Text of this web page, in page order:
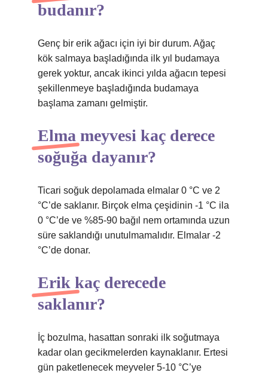
budanır?
Genç bir erik ağacı için iyi bir durum. Ağaç
kök salmaya başladığında ilk yıl budamaya
gerek yoktur, ancak ikinci yılda ağacın tepesi
şekillenmeye başladığında budamaya
başlama zamanı gelmiştir.
Elma meyvesi kaç derece
soğuğa dayanır?
Ticari soğuk depolamada elmalar 0 °C ve 2
°C’de saklanır. Birçok elma çeşidinin -1 °C ila
0 °C’de ve %85-90 bağıl nem ortamında uzun
süre saklandığı unutulmamalıdır. Elmalar -2
°C’de donar.
Erik kaç derecede
saklanır?
İç bozulma, hasattan sonraki ilk soğutmaya
kadar olan gecikmelerden kaynaklanır. Ertesi
gün paketlenecek meyveler 5-10 °C’ye